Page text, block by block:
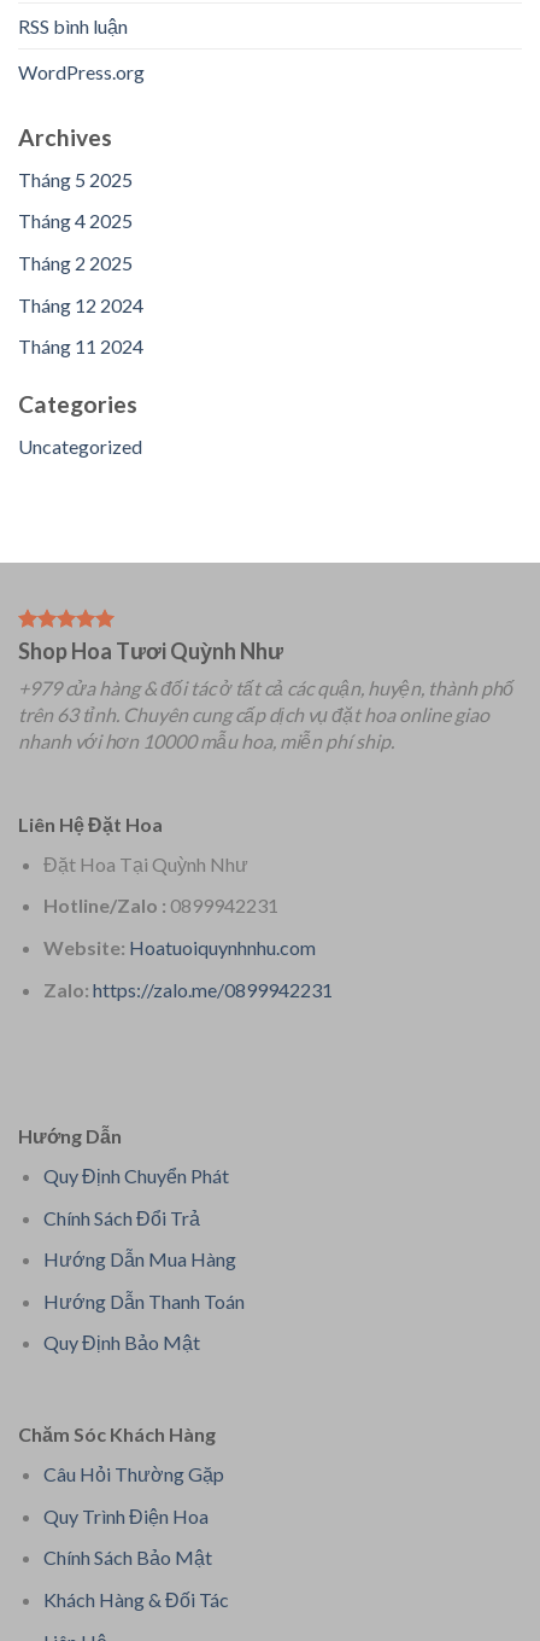
RSS bình luận
WordPress.org
Archives
Tháng 5 2025
Tháng 4 2025
Tháng 2 2025
Tháng 12 2024
Tháng 11 2024
Categories
Uncategorized
Shop Hoa Tươi Quỳnh Như
+979 cửa hàng & đối tác ở tất cả các quận, huyện, thành phố
trên 63 tỉnh. Chuyên cung cấp dịch vụ đặt hoa online giao
nhanh với hơn 10000 mẫu hoa, miễn phí ship.
Liên Hệ Đặt Hoa
Đặt Hoa Tại Quỳnh Như
Hotline/Zalo : 0899942231
Website: Hoatuoiquynhnhu.com
Zalo: https://zalo.me/0899942231
Hướng Dẫn
Quy Định Chuyển Phát
Chính Sách Đổi Trả
Hướng Dẫn Mua Hàng
Hướng Dẫn Thanh Toán
Quy Định Bảo Mật
Chăm Sóc Khách Hàng
Câu Hỏi Thường Gặp
Quy Trình Điện Hoa
Chính Sách Bảo Mật
Khách Hàng & Đối Tác